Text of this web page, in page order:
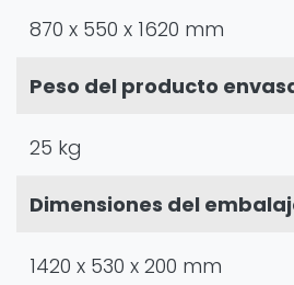
870 x 550 x 1620 mm
Peso del producto
25 kg
Dimensiones del
1420 x 530 x 200 mm